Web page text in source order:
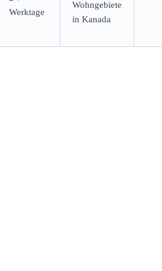
Werktage
Wohngebiete
in Kanada